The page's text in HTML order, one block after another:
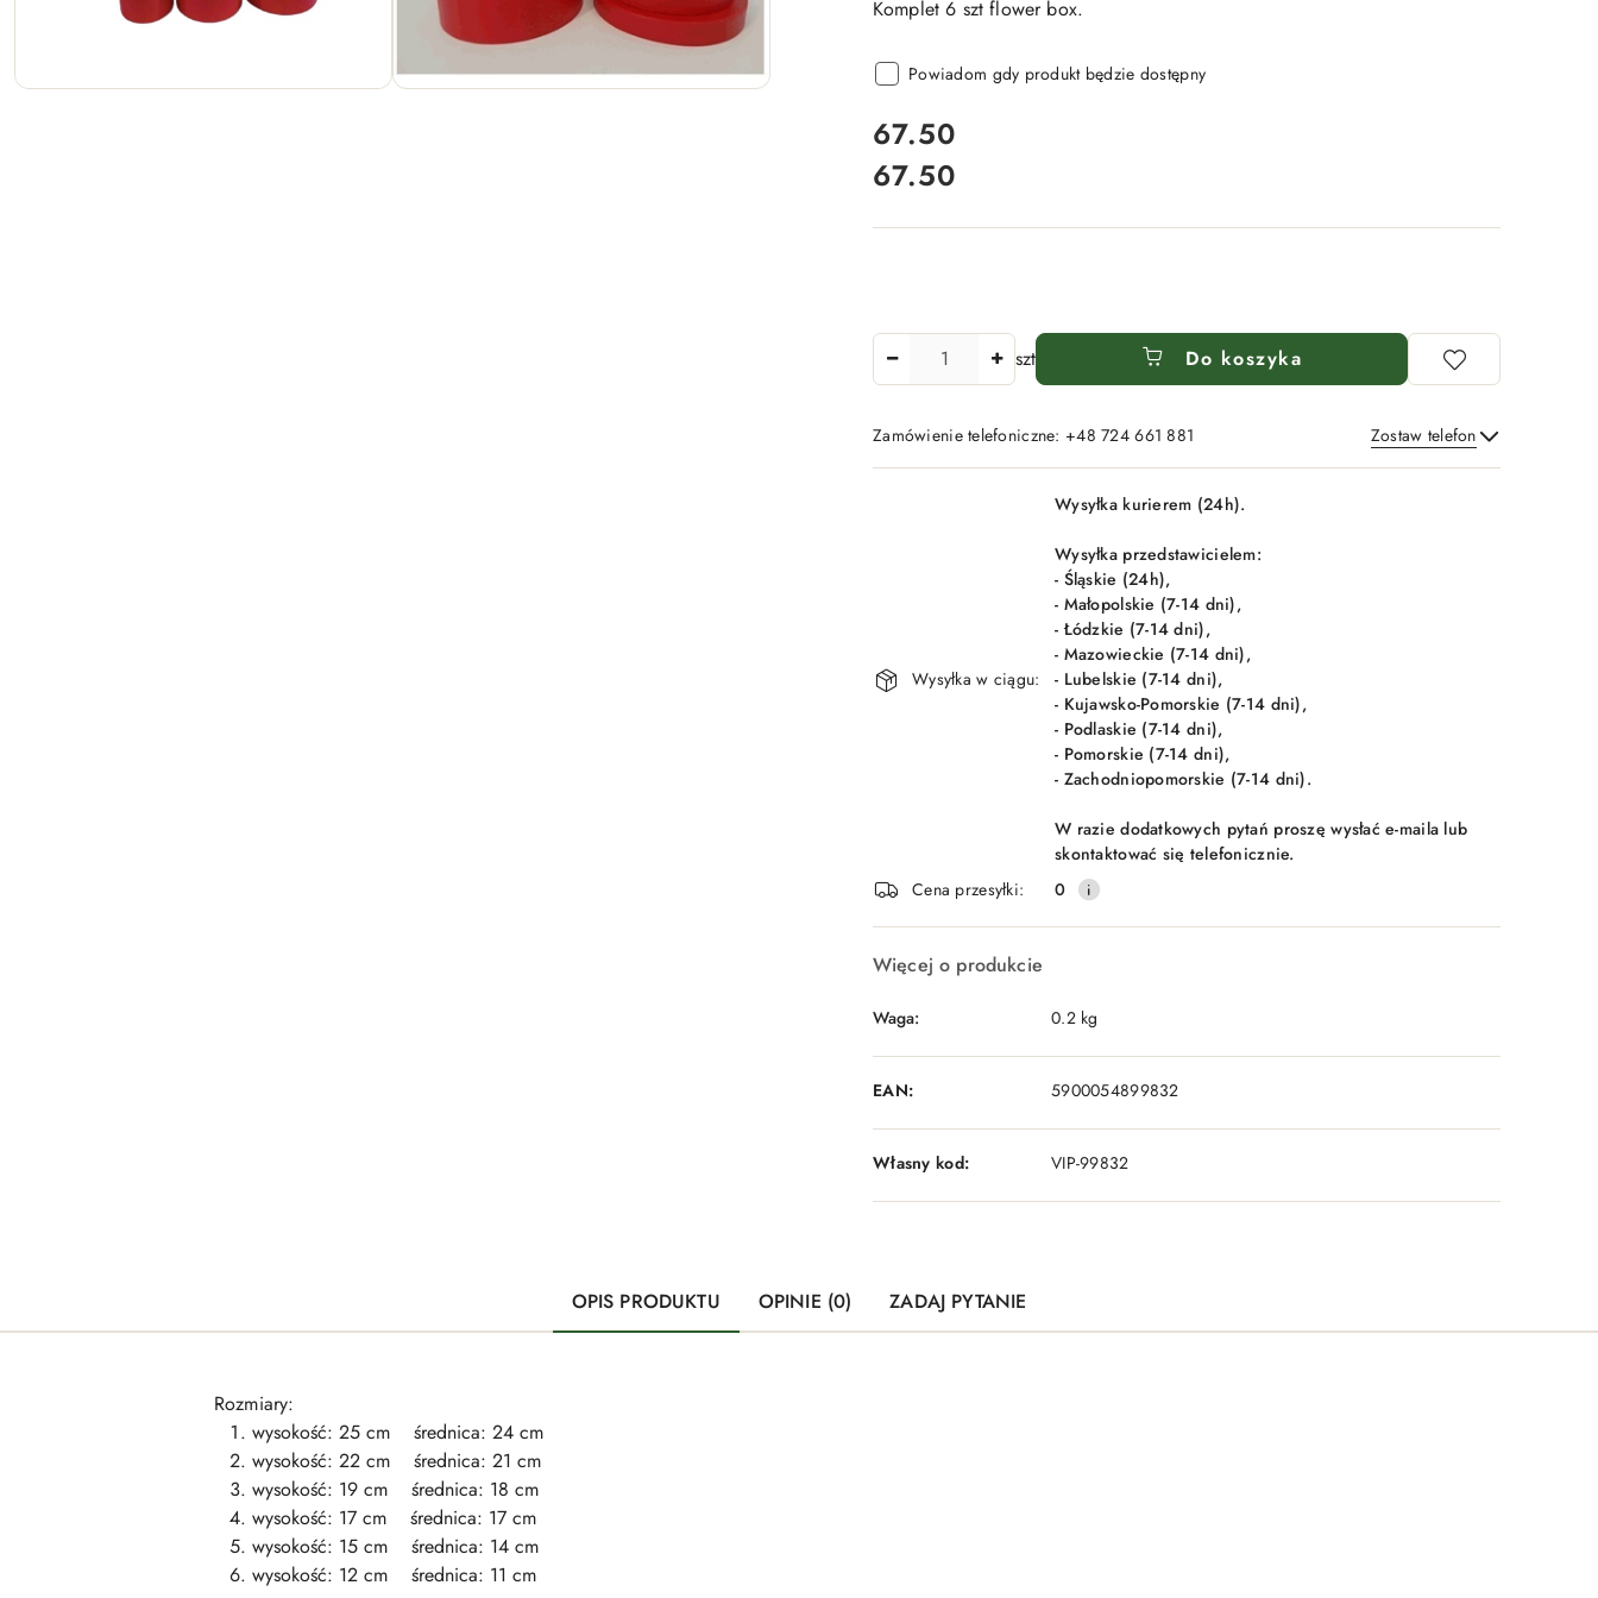
Komplet 6 szt flower box.
Powiadom gdy produkt będzie dostępny
cena:
67.50
Cena:
67.50
szt Do koszyka
Zamówienie telefoniczne: +48 724 661 881 Zostaw telefon
Wyślij
Wysyłka w ciągu:
Wysyłka kurierem (24h).
Wysyłka przedstawicielem:
- Śląskie (24h),
- Małopolskie (7-14 dni),
- Łódzkie (7-14 dni),
- Mazowieckie (7-14 dni),
- Lubelskie (7-14 dni),
- Kujawsko-Pomorskie (7-14 dni),
- Podlaskie (7-14 dni),
- Pomorskie (7-14 dni),
- Zachodniopomorskie (7-14 dni).
W razie dodatkowych pytań proszę wysłać e-maila lub
skontaktować się telefonicznie.
Cena przesyłki:
0
Więcej o produkcie
Waga: 0.2 kg
EAN: 5900054899832
Własny kod: VIP-99832
OPIS PRODUKTU OPINIE (0) ZADAJ PYTANIE
Rozmiary:
wysokość: 25 cm średnica: 24 cm
wysokość: 22 cm średnica: 21 cm
wysokość: 19 cm średnica: 18 cm
wysokość: 17 cm średnica: 17 cm
wysokość: 15 cm średnica: 14 cm
wysokość: 12 cm średnica: 11 cm